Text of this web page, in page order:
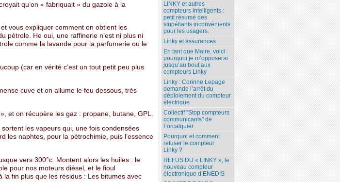
qu’on « fabriquait » du gazole à la
vous expliquer comment on obtient les
pétrole. He oui, une raffinerie n’est ni plus ni
comme la lavande pour la parfumerie ou le
(car en vérité c’est un tout petit peu plus
cuve et on allume le feu dessous, très
et on récupère les gaz : propane, butane, GPL.
les vapeurs qui, une fois condensées
les naphtes, pour la pétrochimie, puis l’essence
vers 300°c. Montent alors les huiles : le
pour nos moteurs diésel, et le fioul
fin plus que les résidus : Les bitumes avec
LINKY et autres
compteurs intelligents :
petit résumé des
stupéfiants inconvénients
pour les usagers.
Linky et assurances
En tant que Maire, voici
pourquoi je m’opposerai
jusqu’au bout aux
compteurs Linky
Linky : Corinne Lepage
demande l’arrêt du
déploiement du compteur
électrique
Collectif "Stop compteurs
communicants" de
Forcalquier
Pourquoi et comment
refuser le compteur
Linky ?
REFUS DU « LINKY », le
nouveau compteur
électronique d’ENEDIS